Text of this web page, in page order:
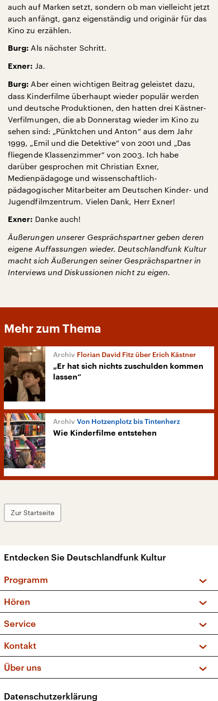
auch auf Marken setzt, sondern ob man vielleicht jetzt
auch anfängt, ganz eigenständig und originär für das
Kino zu erzählen.
Burg: Als nächster Schritt.
Exner: Ja.
Burg: Aber einen wichtigen Beitrag geleistet dazu,
dass Kinderfilme überhaupt wieder populär werden
und deutsche Produktionen, den hatten drei Kästner-
Verfilmungen, die ab Donnerstag wieder im Kino zu
sehen sind: „Pünktchen und Anton“ aus dem Jahr
1999, „Emil und die Detektive“ von 2001 und „Das
fliegende Klassenzimmer“ von 2003. Ich habe
darüber gesprochen mit Christian Exner,
Medienpädagoge und wissenschaftlich-
pädagogischer Mitarbeiter am Deutschen Kinder- und
Jugendfilmzentrum. Vielen Dank, Herr Exner!
Exner: Danke auch!
Äußerungen unserer Gesprächspartner geben deren
eigene Auffassungen wieder. Deutschlandfunk Kultur
macht sich Äußerungen seiner Gesprächspartner in
Interviews und Diskussionen nicht zu eigen.
Mehr zum Thema
Florian David Fitz über Erich Kästner
„Er hat sich nichts zuschulden kommen
lassen“
Von Hotzenplotz bis Tintenherz
Wie Kinderfilme entstehen
Zur Startseite
Entdecken Sie Deutschlandfunk Kultur
Programm
Sendungen und Podcasts
Musikliste
Kakadu – Das Kinderprogramm
Hören
Frequenzen (UKW + DAB+)
Service
FAQ
Apps
Newsletter
Kontakt
Social Media
Über uns
Datenschutzerklärung